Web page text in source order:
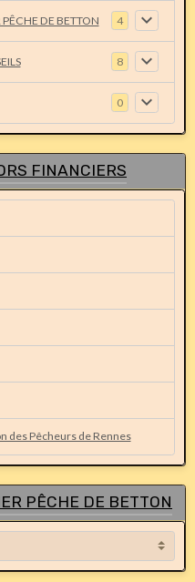
PÊCHE DE BETTON 4
8
0
FINANCIERS
des Pêcheurs de Rennes
PÊCHE DE BETTON